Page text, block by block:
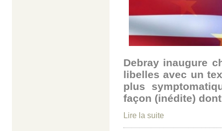
Debray inaugure
libelles avec un
plus
façon (inédite)
Lire la suite